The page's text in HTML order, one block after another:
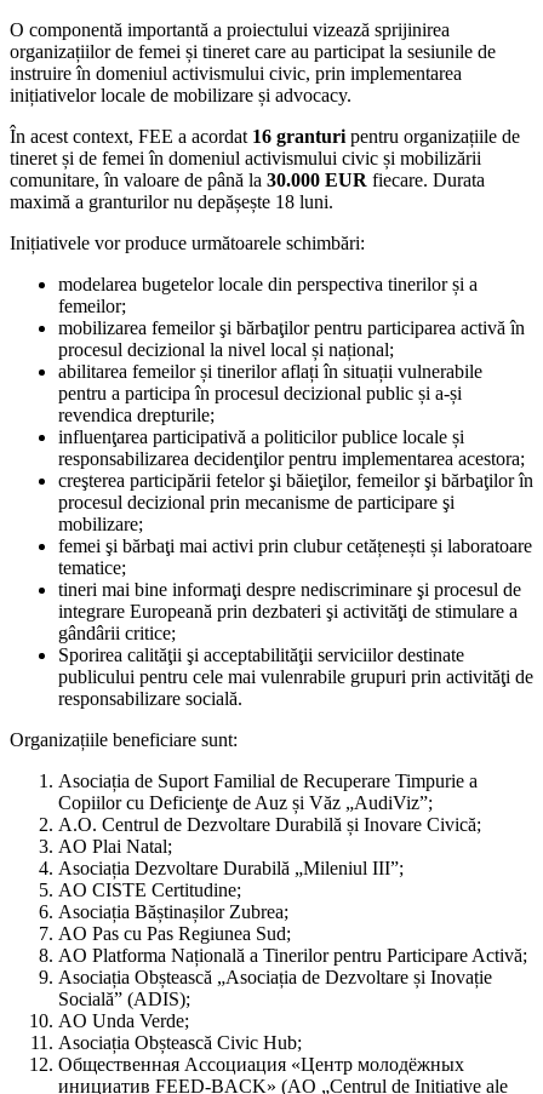
O componentă importantă a proiectului vizează sprijinirea
organizațiilor de femei și tineret care au participat la sesiunile de
instruire în domeniul activismului civic, prin implementarea
inițiativelor locale de mobilizare și advocacy.
În acest context, FEE a acordat 16 granturi pentru organizațiile de
tineret și de femei în domeniul activismului civic și mobilizării
comunitare, în valoare de până la 30.000 EUR fiecare. Durata
maximă a granturilor nu depășește 18 luni.
Inițiativele vor produce următoarele schimbări:
modelarea bugetelor locale din perspectiva tinerilor și a
femeilor;
mobilizarea femeilor şi bărbaţilor pentru participarea activă în
procesul decizional la nivel local și național;
abilitarea femeilor și tinerilor aflați în situații vulnerabile
pentru a participa în procesul decizional public și a-și
revendica drepturile;
influenţarea participativă a politicilor publice locale și
responsabilizarea decidenţilor pentru implementarea acestora;
creşterea participării fetelor şi băieţilor, femeilor şi bărbaţilor în
procesul decizional prin mecanisme de participare şi
mobilizare;
femei şi bărbaţi mai activi prin clubur cetățenești și laboratoare
tematice;
tineri mai bine informaţi despre nediscriminare şi procesul de
integrare Europeană prin dezbateri şi activităţi de stimulare a
gândârii critice;
Sporirea calităţii şi acceptabilităţii serviciilor destinate
publicului pentru cele mai vulenrabile grupuri prin activităţi de
responsabilizare socială.
Organizațiile beneficiare sunt:
Asociația de Suport Familial de Recuperare Timpurie a
Copiilor cu Deficienţe de Auz și Văz „AudiViz”;
A.O. Centrul de Dezvoltare Durabilă și Inovare Civică;
AO Plai Natal;
Asociația Dezvoltare Durabilă „Mileniul III”;
AO CISTE Certitudine;
Asociația Băștinașilor Zubrea;
AO Pas cu Pas Regiunea Sud;
AO Platforma Națională a Tinerilor pentru Participare Activă;
Asociația Obștească „Asociația de Dezvoltare și Inovație
Socială” (ADIS);
AO Unda Verde;
Asociația Obștească Civic Hub;
Общественная Ассоциация «Центр молодёжных
инициатив FEED-BACK» (AO „Centrul de Inițiative ale